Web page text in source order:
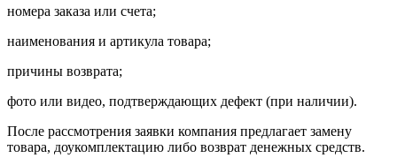
номера заказа или счета;
наименования и артикула товара;
причины возврата;
фото или видео, подтверждающих дефект (при наличии).
После рассмотрения заявки компания предлагает замену
товара, доукомплектацию либо возврат денежных средств.